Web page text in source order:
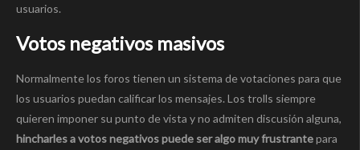
usuarios.
Votos negativos masivos
Normalmente los foros tienen un sistema de votaciones para que
los usuarios puedan calificar los mensajes. Los trolls siempre
quieren imponer su punto de vista y no admiten discusión alguna,
hincharles a votos negativos puede ser algo muy frustrantepara